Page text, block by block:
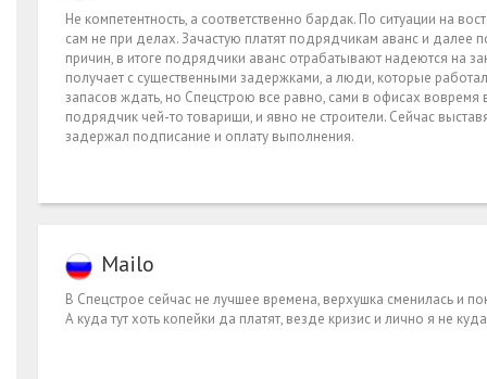
Не компетентность, а соответственно бардак. По ситуации на
сам не при делах. Зачастую платят подрядчикам аванс и далее
причин, в итоге подрядчики аванс отрабатывают надеются на
получает с существенными задержками, а люди, которые
запасов ждать, но Спецстрою все равно, сами в офисах
подрядчик чей-то товарищи, и явно не строители. Сейчас
задержал подписание и оплату выполнения.
Mailo
В Спецстрое сейчас не лучшее времена, верхушка сменилась и
А куда тут хоть копейки да платят, везде кризис и лично я не